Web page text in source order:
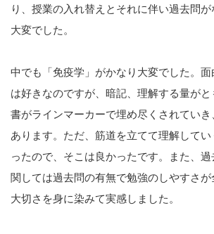
り、授業の入れ替えとそれに伴い過去問が
大変でした。
中でも「免疫学」がかなり大変でした。
は好きなのですが、暗記、理解する量が
書がラインマーカーで埋め尽くされてい
あります。ただ、筋道を立てて理解して
ったので、そこは良かったです。また、
関しては過去問の有無で勉強のしやすさ
大切さを身に染みて実感しました。